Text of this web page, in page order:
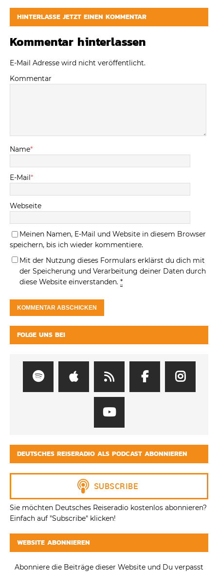
HINTERLASSE JETZT EINEN KOMMENTAR
Kommentar hinterlassen
E-Mail Adresse wird nicht veröffentlicht.
Kommentar
Name*
E-Mail*
Webseite
Meinen Namen, E-Mail und Website in diesem Browser
speichern, bis ich wieder kommentiere.
Mit der Nutzung dieses Formulars erklärst du dich mit
der Speicherung und Verarbeitung deiner Daten durch
diese Website einverstanden. *
FOLGE UNS BEI
DEUTSCHES REISERADIO ALS PODCAST ABONNIEREN
Sie möchten Deutsches Reiseradio kostenlos abonnieren?
Einfach auf "Subscribe" klicken!
WEBSITE ABONNIEREN
Abonniere die Beiträge dieser Website und Du verpasst